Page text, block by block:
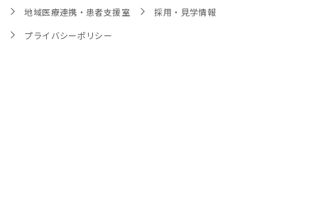
地域医療連携・患者支援室
採用・見学情報
プライバシーポリシー